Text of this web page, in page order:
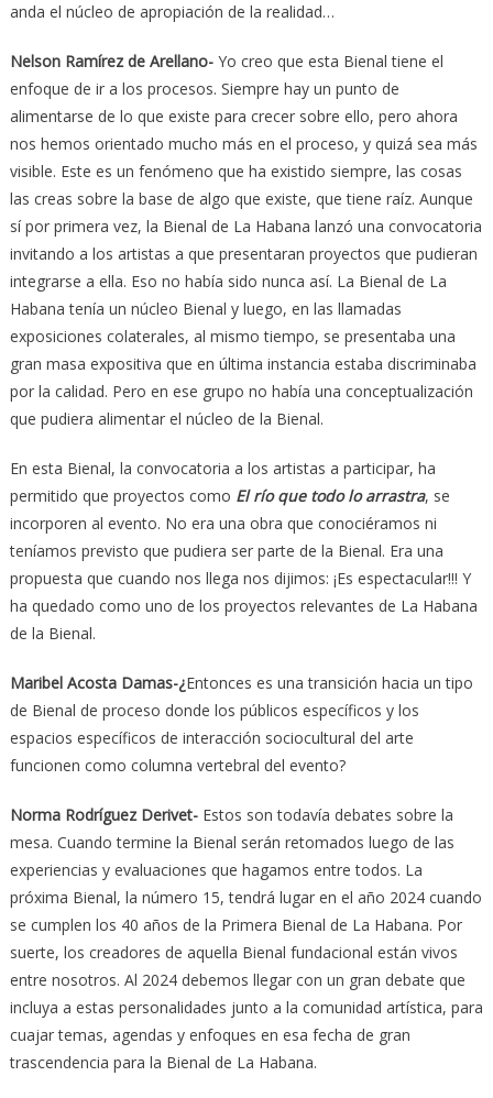
anda el núcleo de apropiación de la realidad…
Nelson Ramírez de Arellano-Yo creo que esta Bienal tiene el
enfoque de ir a los procesos. Siempre hay un punto de
alimentarse de lo que existe para crecer sobre ello, pero ahora
nos hemos orientado mucho más en el proceso, y quizá sea más
visible. Este es un fenómeno que ha existido siempre, las cosas
las creas sobre la base de algo que existe, que tiene raíz. Aunque
sí por primera vez, la Bienal de La Habana lanzó una convocatoria
invitando a los artistas a que presentaran proyectos que pudieran
integrarse a ella. Eso no había sido nunca así. La Bienal de La
Habana tenía un núcleo Bienal y luego, en las llamadas
exposiciones colaterales, al mismo tiempo, se presentaba una
gran masa expositiva que en última instancia estaba discriminaba
por la calidad. Pero en ese grupo no había una conceptualización
que pudiera alimentar el núcleo de la Bienal.
En esta Bienal, la convocatoria a los artistas a participar, ha
permitido que proyectos como El río que todo lo arrastra, se
incorporen al evento. No era una obra que conociéramos ni
teníamos previsto que pudiera ser parte de la Bienal. Era una
propuesta que cuando nos llega nos dijimos: ¡Es espectacular!!! Y
ha quedado como uno de los proyectos relevantes de La Habana
de la Bienal.
Maribel Acosta Damas-¿Entonces es una transición hacia un tipo
de Bienal de proceso donde los públicos específicos y los
espacios específicos de interacción sociocultural del arte
funcionen como columna vertebral del evento?
Norma Rodríguez Derivet-Estos son todavía debates sobre la
mesa. Cuando termine la Bienal serán retomados luego de las
experiencias y evaluaciones que hagamos entre todos. La
próxima Bienal, la número 15, tendrá lugar en el año 2024 cuando
se cumplen los 40 años de la Primera Bienal de La Habana. Por
suerte, los creadores de aquella Bienal fundacional están vivos
entre nosotros. Al 2024 debemos llegar con un gran debate que
incluya a estas personalidades junto a la comunidad artística, para
cuajar temas, agendas y enfoques en esa fecha de gran
trascendencia para la Bienal de La Habana.